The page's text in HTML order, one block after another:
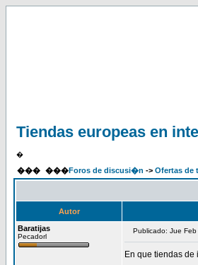
Tiendas europeas en
�
��� ���Foros de discusi�n -> Ofertas de
Autor
Baratijas
Pecadorl
Publicado: Jue
En que tiendas